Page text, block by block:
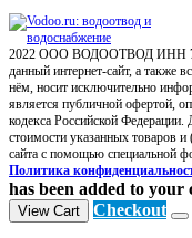
2022 ООО ВОДООТВОД ИНН
данный интернет-сайт, а также
нём, носит исключительно
является публичной офертой,
кодекса Российской
стоимости указанных товаров
сайта с помощью специальной
Политика
has been added to your
View Cart Checkout